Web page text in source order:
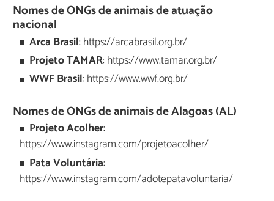
Nomes de ONGs de animais de atuação
nacional
Arca Brasil: https://arcabrasil.org.br/
Projeto TAMAR: https://www.tamar.org.br/
WWF Brasil: https://www.wwf.org.br/
Nomes de ONGs de animais de Alagoas (AL)
Projeto Acolher:
https://www.instagram.com/projetoacolher/
Pata Voluntária:
https://www.instagram.com/adotepatavoluntaria/